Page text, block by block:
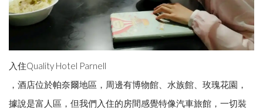
入住Quality Hotel Parnell
，酒店位於帕奈爾地區，周邊有博物館、水族館、玫瑰花園，
據說是富人區，但我們入住的房間感覺特像汽車旅館，一切裝